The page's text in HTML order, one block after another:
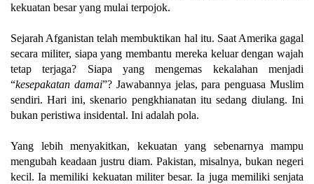
kekuatan besar yang mulai terpojok.
Sejarah Afganistan telah membuktikan hal itu. Saat Amerika gagal
secara militer, siapa yang membantu mereka keluar dengan wajah
tetap terjaga? Siapa yang mengemas kekalahan menjadi
“kesepakatan damai”? Jawabannya jelas, para penguasa Muslim
sendiri. Hari ini, skenario pengkhianatan itu sedang diulang. Ini
bukan peristiwa insidental. Ini adalah pola.
Yang lebih menyakitkan, kekuatan yang sebenarnya mampu
mengubah keadaan justru diam. Pakistan, misalnya, bukan negeri
kecil. Ia memiliki kekuatan militer besar. Ia juga memiliki senjata